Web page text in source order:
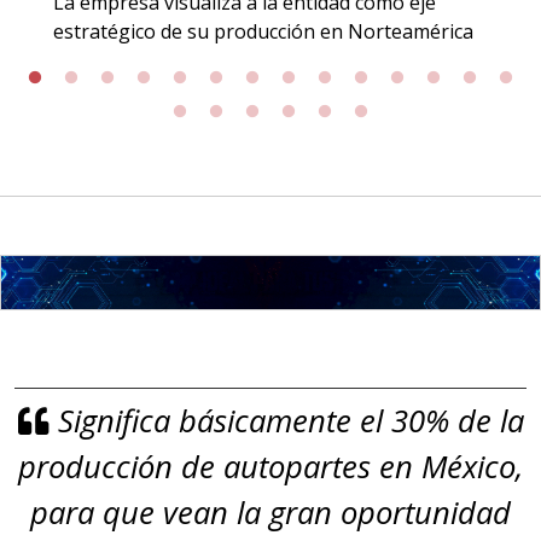
Incluyendo grado 304. Requisitos:
Empresa en Jalisco
GRAFITO LAMINADO EN
ROLLO
Especificaciones:
Requisitos: Garantizar composición
química y origen adecuados
estratégico de su producción en Norteamérica
Significa básicamente el 30% de la
producción de autopartes en México,
para que vean la gran oportunidad